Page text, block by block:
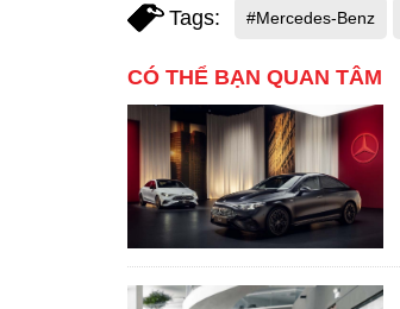
Tags: #Mercedes-Benz
CÓ THỂ BẠN QUAN TÂM